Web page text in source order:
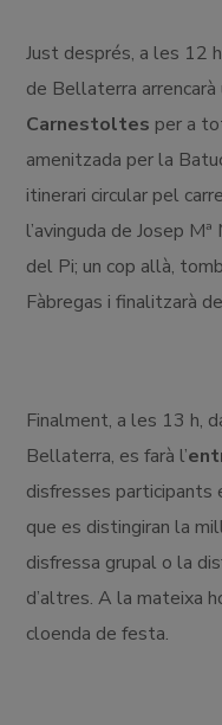
Just després, a les 12
de Bellaterra arrencarà
Carnestoltes per a
amenitzada per la
itinerari circular pel
l’avinguda de Josep
del Pi; un cop allà,
Fàbregas i finalitzarà
Finalment, a les 13 h,
Bellaterra, es farà l’
disfresses participants
que es distingiran la
disfressa grupal o la
d’altres. A la mateixa
cloenda de festa.